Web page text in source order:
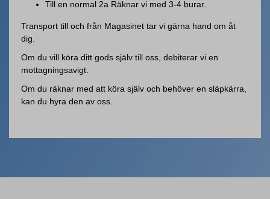
Till en normal 2a Räknar vi med 3-4 burar.
Transport till och från Magasinet tar vi gärna hand om åt
dig.
Om du vill köra ditt gods själv till oss, debiterar vi en
mottagningsavigt.
Om du räknar med att köra själv och behöver en släpkärra,
kan du hyra den av oss.